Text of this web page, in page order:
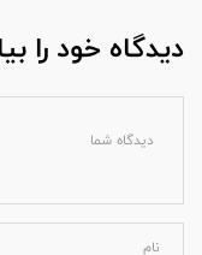
دیدگاه خود را